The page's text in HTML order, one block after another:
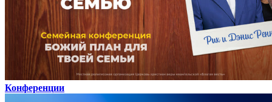
Конференции